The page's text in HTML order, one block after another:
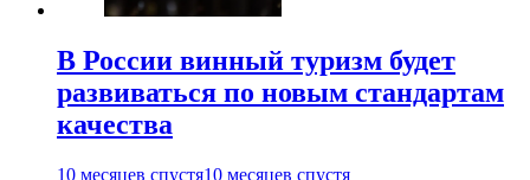
В России винный туризм будет
развиваться по новым стандартам
качества
10 месяцев спустя10 месяцев спустя